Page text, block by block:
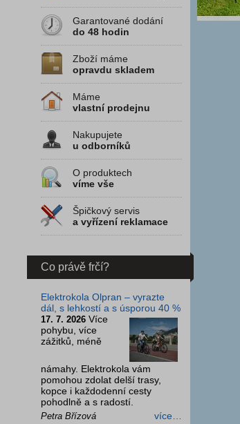
Garantované dodání
do 48 hodin
Zboží máme
opravdu skladem
Máme
vlastní prodejnu
Nakupujete
u odborníků
O produktech
víme vše
Špičkový servis
a vyřízení reklamace
Co právě frčí?
Elektrokola Olpran – vyrazte
dál, s lehkostí a s úsporou 40 %
17. 7. 2026 Více
pohybu, více
zážitků, méně
námahy. Elektrokola vám
pomohou zdolat delší trasy,
kopce i každodenní cesty
pohodlně a s radostí.
Petra Břízová více…